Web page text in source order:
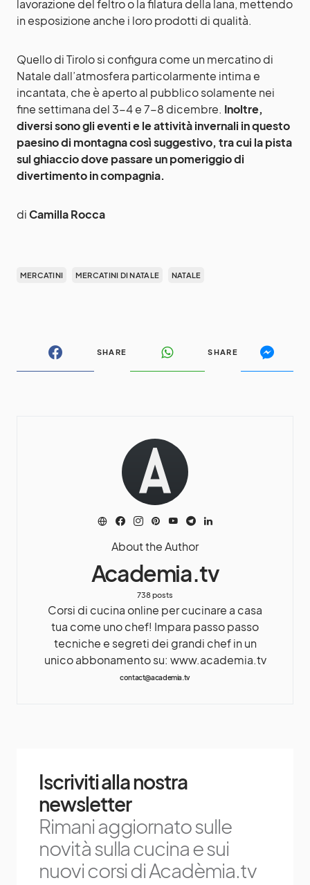
lavorazione del feltro o la filatura della lana, mettendo
in esposizione anche i loro prodotti di qualità.
Quello di Tirolo si configura come un mercatino di
Natale dall’atmosfera particolarmente intima e
incantata, che è aperto al pubblico solamente nei
fine settimana del 3-4 e 7-8 dicembre. Inoltre,
diversi sono gli eventi e le attività invernali in questo
paesino di montagna così suggestivo, tra cui la pista
sul ghiaccio dove passare un pomeriggio di
divertimento in compagnia.
diCamilla Rocca
MERCATINI MERCATINI DI NATALE NATALE
SHARE SHARE
About the Author
Academia.tv
738 posts
Corsi di cucina online per cucinare a casa
tua come uno chef! Impara passo passo
tecniche e segreti dei grandi chef in un
unico abbonamento su: www.academia.tv
contact@academia.tv
Iscriviti alla nostra
newsletter
Rimani aggiornato sulle
novità sulla cucina e sui
nuovi corsi di Acadèmia.tv